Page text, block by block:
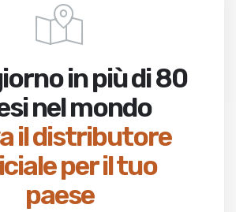
in più di 80
nel mondo
il distributore
per il tuo
paese